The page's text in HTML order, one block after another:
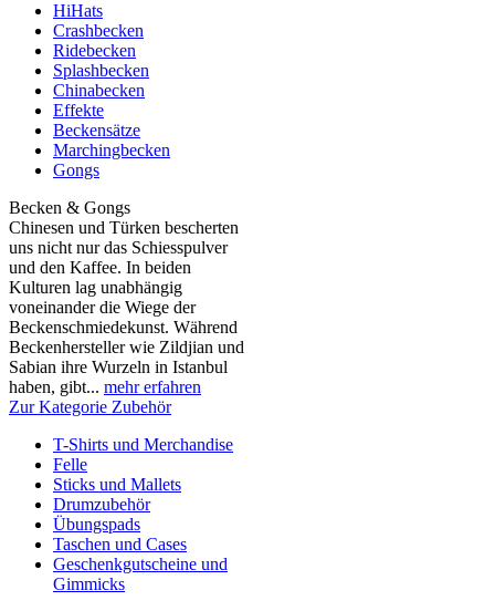
HiHats
Crashbecken
Ridebecken
Splashbecken
Chinabecken
Effekte
Beckensätze
Marchingbecken
Gongs
Becken & Gongs
Chinesen und Türken bescherten
uns nicht nur das Schiesspulver
und den Kaffee. In beiden
Kulturen lag unabhängig
voneinander die Wiege der
Beckenschmiedekunst. Während
Beckenhersteller wie Zildjian und
Sabian ihre Wurzeln in Istanbul
haben, gibt... mehr erfahren
Zur Kategorie Zubehör
T-Shirts und Merchandise
Felle
Sticks und Mallets
Drumzubehör
Übungspads
Taschen und Cases
Geschenkgutscheine und
Gimmicks